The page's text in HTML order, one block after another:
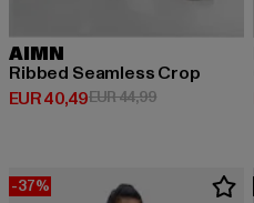
AIMN
Ribbed Seamless Crop
EUR 40,49
Derzeitiger Preis: EUR 40,49
EUR 44,99Aktionspreis:
-37%